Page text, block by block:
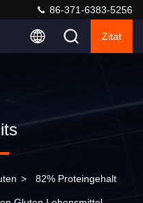
86-371-6383-5256
Zitat
> 82% Proteingehalt